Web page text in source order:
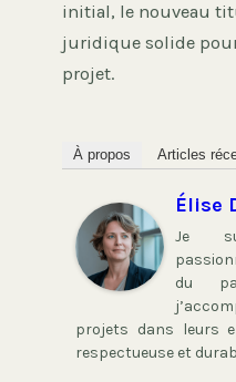
initial, le nouveau
juridique solide
projet.
À propos Articles
Élise
Je
du
projets dans leurs
respectueuse et